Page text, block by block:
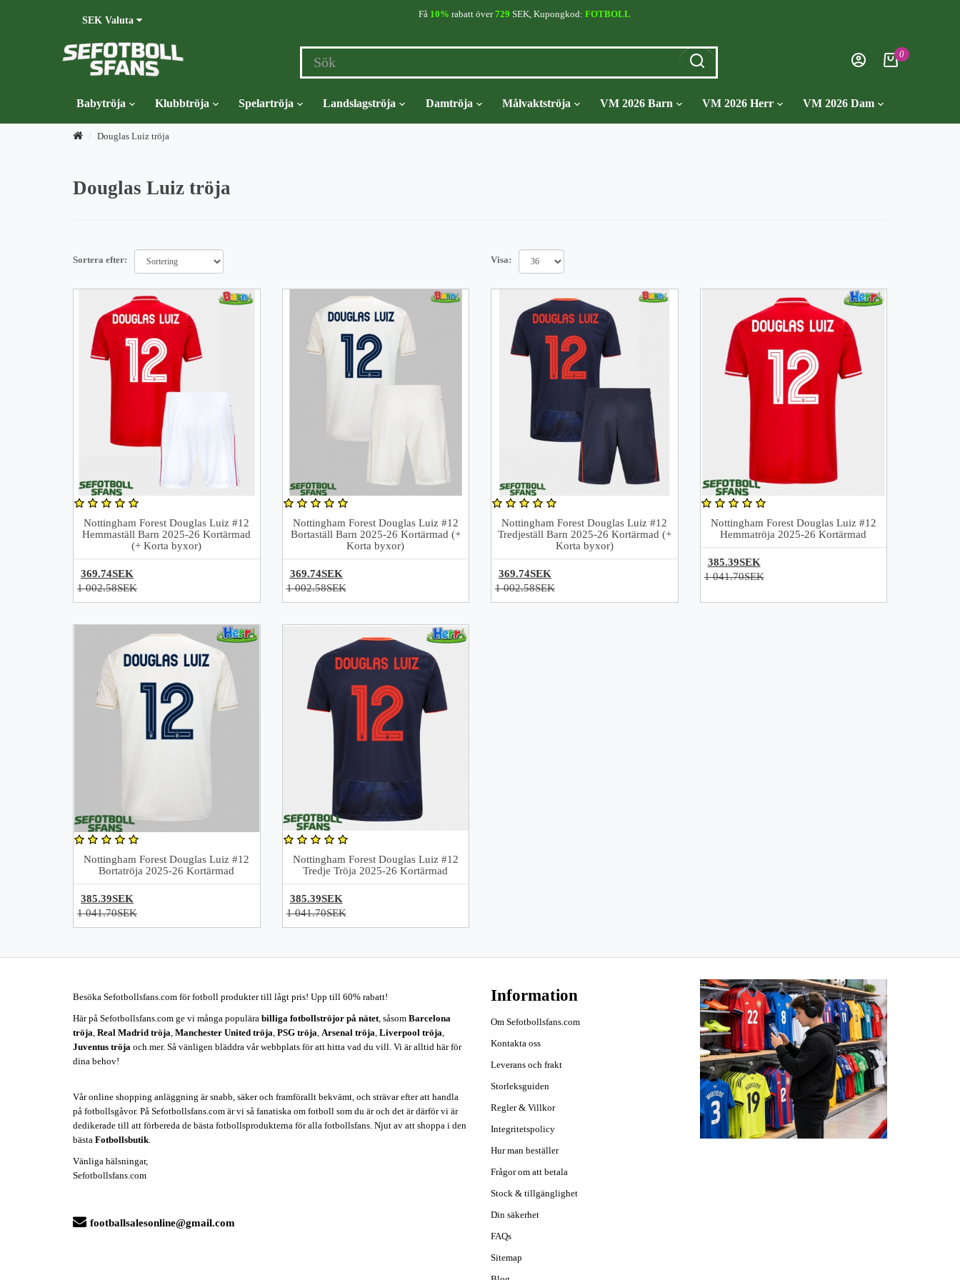
SEK Valuta
Få 10% rabatt över729 SEK, Kupongkod: FOTBOLL
0
Babytröja Klubbtröja Spelartröja Landslagströja Damtröja Målvaktströja VM 2026 Barn VM 2026 Herr VM 2026 Dam
Douglas Luiz tröja
Douglas Luiz tröja
Sortera efter: Visa:
Nottingham Forest Douglas Luiz #12
Hemmaställ Barn 2025-26 Kortärmad
(+ Korta byxor)
369.74SEK
1 002.58SEK
Nottingham Forest Douglas Luiz #12
Bortaställ Barn 2025-26 Kortärmad (+
Korta byxor)
369.74SEK
1 002.58SEK
Nottingham Forest Douglas Luiz #12
Tredjeställ Barn 2025-26 Kortärmad (+
Korta byxor)
369.74SEK
1 002.58SEK
Nottingham Forest Douglas Luiz #12
Hemmatröja 2025-26 Kortärmad
385.39SEK
1 041.70SEK
Nottingham Forest Douglas Luiz #12
Bortatröja 2025-26 Kortärmad
385.39SEK
1 041.70SEK
Nottingham Forest Douglas Luiz #12
Tredje Tröja 2025-26 Kortärmad
385.39SEK
1 041.70SEK
Besöka Sefotbollsfans.com för fotboll produkter till lågt pris! Upp till 60% rabatt!
Här på Sefotbollsfans.com ge vi många populära billiga fotbollströjor på nätet , såsom Barcelona
tröja Real Madrid tröja Manchester United tröja PSG tröja Arsenal tröja Liverpool tröja
Juventus tröja och mer. Så vänligen bläddra vår webbplats för att hitta vad du vill. Vi är alltid här för
dina behov!
Vår online shopping anläggning är snabb, säker och framförallt bekvämt, och strävar efter att handla
på fotbollsgåvor. På Sefotbollsfans.com är vi så fanatiska om fotboll som du är och det är därför vi är
dedikerade till att förbereda de bästa fotbollsprodukterna för alla fotbollsfans. Njut av att shoppa i den
bästa Fotbollsbutik
Vänliga hälsningar,
Sefotbollsfans.com
footballsalesonline@gmail.com
Information
Om Sefotbollsfans.com
Kontakta oss
Leverans och frakt
Storleksguiden
Regler & Villkor
Integritetspolicy
Hur man beställer
Frågor om att betala
Stock & tillgänglighet
Din säkerhet
FAQs
Sitemap